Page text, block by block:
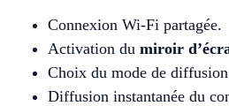
Connexion Wi-Fi partagée.
Activation du miroir
Choix du mode de
Diffusion instantanée du